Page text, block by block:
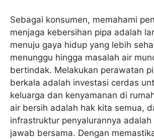
Sebagai konsumen, memahami
menjaga kebersihan pipa adalah
menuju gaya hidup yang lebih
menunggu hingga masalah air
bertindak. Melakukan perawatan
berkala adalah investasi cerdas
keluarga dan kenyamanan di
air bersih adalah hak kita semua,
infrastruktur penyalurannya adalah
jawab bersama. Dengan